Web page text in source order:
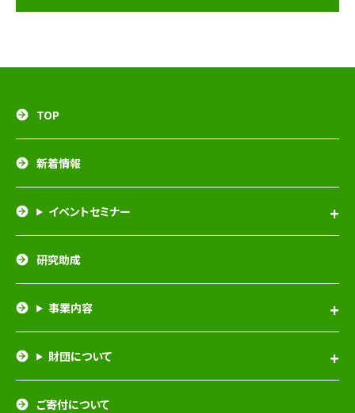
TOP
新着情報
イベントセミナー
研究助成
事業内容
財団について
ご寄付について